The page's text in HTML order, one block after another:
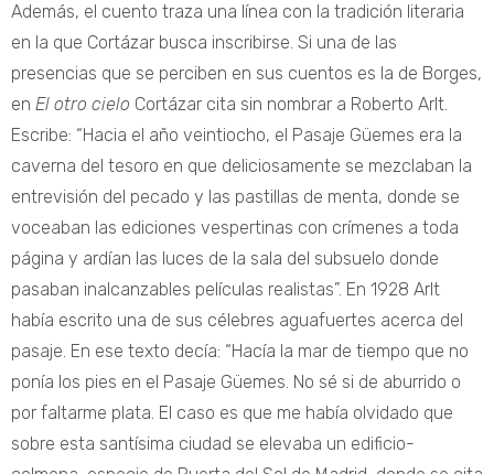
Además, el cuento traza una línea con la tradición literaria
en la que Cortázar busca inscribirse. Si una de las
presencias que se perciben en sus cuentos es la de Borges,
en El otro cielo Cortázar cita sin nombrar a Roberto Arlt.
Escribe: “Hacia el año veintiocho, el Pasaje Güemes era la
caverna del tesoro en que deliciosamente se mezclaban la
entrevisión del pecado y las pastillas de menta, donde se
voceaban las ediciones vespertinas con crímenes a toda
página y ardían las luces de la sala del subsuelo donde
pasaban inalcanzables películas realistas”. En 1928 Arlt
había escrito una de sus célebres aguafuertes acerca del
pasaje. En ese texto decía: “Hacía la mar de tiempo que no
ponía los pies en el Pasaje Güemes. No sé si de aburrido o
por faltarme plata. El caso es que me había olvidado que
sobre esta santísima ciudad se elevaba un edificio-